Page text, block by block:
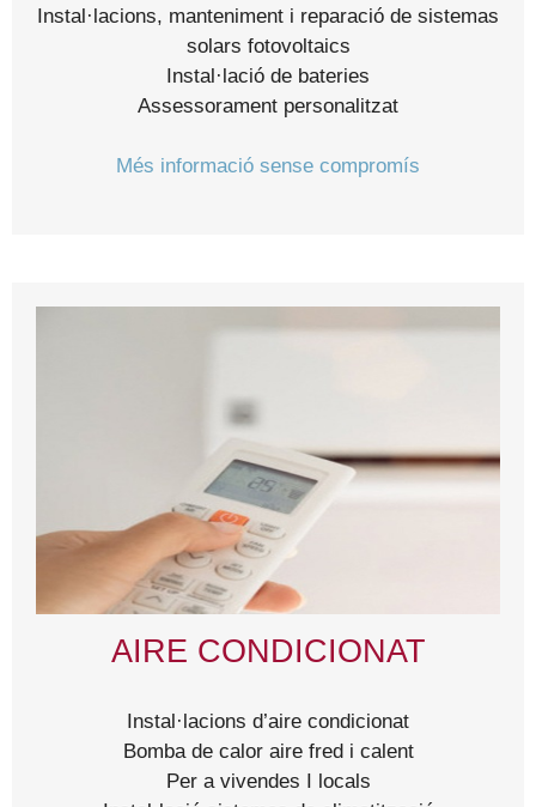
Instal·lacions, manteniment i reparació de sistemas
solars fotovoltaics
Instal·lació de bateries
Assessorament personalitzat
Més informació sense compromís
AIRE CONDICIONAT
Instal·lacions d’aire condicionat
Bomba de calor aire fred i calent
Per a vivendes I locals